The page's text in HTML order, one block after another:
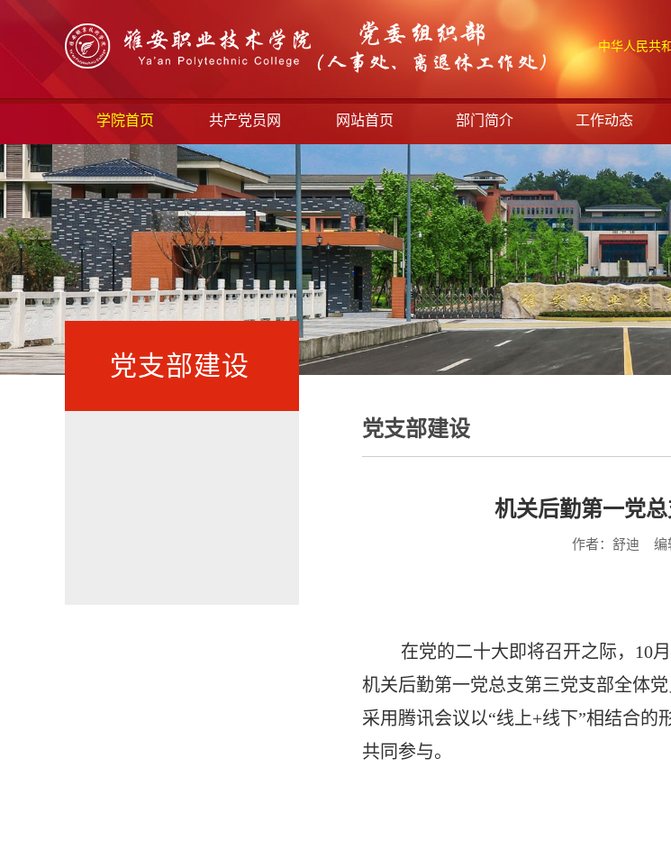
中华人民共
学院首页 共产党员网 网站首页 部门简介 工作动态
党支部建设
党支部建设
机关后勤第一党
作者：舒迪 编
在党的二十大即将召开之际， 10月
机关后勤第一党总支第三党支部全体
采用腾讯会议以“线上+线下”相结合的
共同参与。